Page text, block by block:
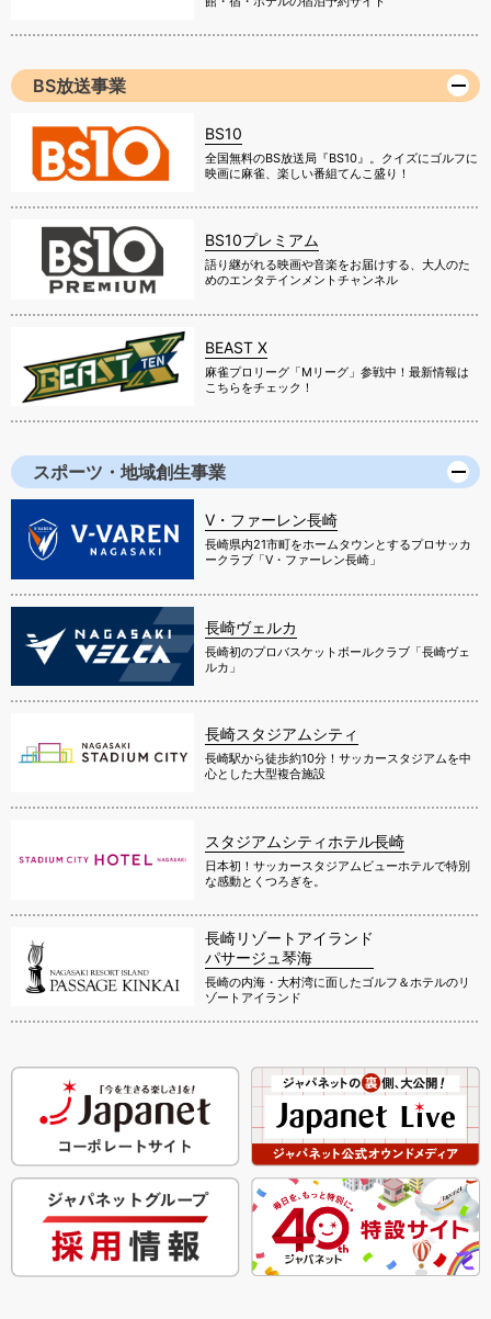
BS放送事業
BS10
全国無料のBS放送局『BS10』。クイズにゴルフに
映画に麻雀、楽しい番組てんこ盛り！
BS10プレミアム
語り継がれる映画や音楽をお届けする、大人のた
めのエンタテインメントチャンネル
BEAST X
麻雀プロリーグ「Mリーグ」参戦中！最新情報は
こちらをチェック！
スポーツ・地域創生事業
V・ファーレン長崎
長崎県内21市町をホームタウンとするプロサッカ
ークラブ「V・ファーレン長崎」
長崎ヴェルカ
長崎初のプロバスケットボールクラブ「長崎ヴェ
ルカ」
長崎スタジアムシティ
長崎駅から徒歩約10分！サッカースタジアムを中
心とした大型複合施設
スタジアムシティホテル長崎
日本初！サッカースタジアムビューホテルで特別
な感動とくつろぎを。
長崎リゾートアイランド
パサージュ琴海
長崎の内海・大村湾に面したゴルフ＆ホテルのリ
ゾートアイランド